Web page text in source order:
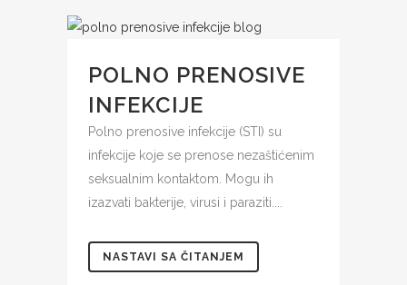
POLNO PRENOSIVE
INFEKCIJE
Polno prenosive infekcije (STI) su
infekcije koje se prenose nezaštićenim
seksualnim kontaktom. Mogu ih
izazvati bakterije, virusi i paraziti....
NASTAVI SA ČITANJEM